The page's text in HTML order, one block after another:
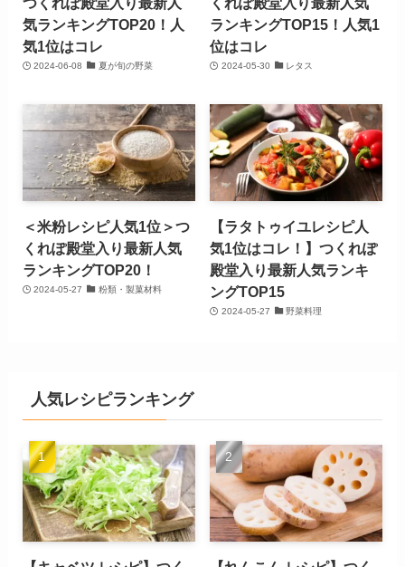
気ランキングTOP20！人
気1位はコレ
2024-06-08 夏が旬の野菜
ランキングTOP15！人気1
位はコレ
2024-05-30 レタス
＜米粉レシピ人気1位＞つ
くれぽ殿堂入り最新人気
ランキングTOP20！
2024-05-27 粉類・製菓材料
【ラタトゥイユレシピ人
気1位はコレ！】つくれぽ
殿堂入り最新人気ランキ
ングTOP15
2024-05-27 野菜料理
人気レシピランキング